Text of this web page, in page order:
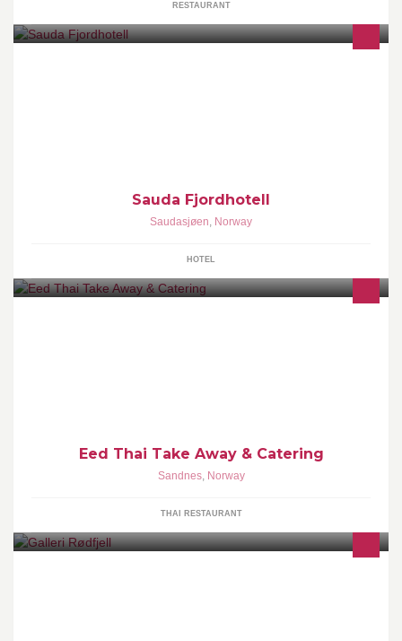
RESTAURANT
Sauda Fjordhotell
Saudasjøen, Norway
HOTEL
Eed Thai Take Away & Catering
Sandnes, Norway
THAI RESTAURANT